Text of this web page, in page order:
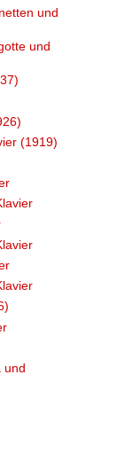
und
und
(1919)
und